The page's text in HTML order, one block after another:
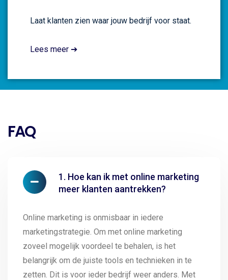
Laat klanten zien waar jouw bedrijf voor staat.
Lees meer ➔
FAQ
1. Hoe kan ik met online marketing
meer klanten aantrekken?
Online marketing is onmisbaar in iedere
marketingstrategie. Om met online marketing
zoveel mogelijk voordeel te behalen, is het
belangrijk om de juiste tools en technieken in te
zetten. Dit is voor ieder bedrijf weer anders. Met